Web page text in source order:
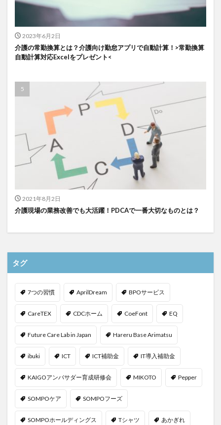
2023年6月2日
介護の常勤換算とは？介護向け勤怠アプリで自動計算！>常勤換算
自動計算対応Excelをプレゼント<
2021年8月2日
介護現場の業務改善でも大活躍！PDCAで一番大切なものとは？
タグ
7つの習慣 AprilDream BPOサービス
CareTEX CDCホーム CoeFont EQ
Future Care Lab in Japan Hareru Base Arimatsu
ibuki ICT ICT補助金 IT導入補助金
KAIGOアンバサダー育成研修会 MIKOTO Pepper
SOMPOケア SOMPOフーズ
SOMPOホールディングス Tシャツ あかぎれ